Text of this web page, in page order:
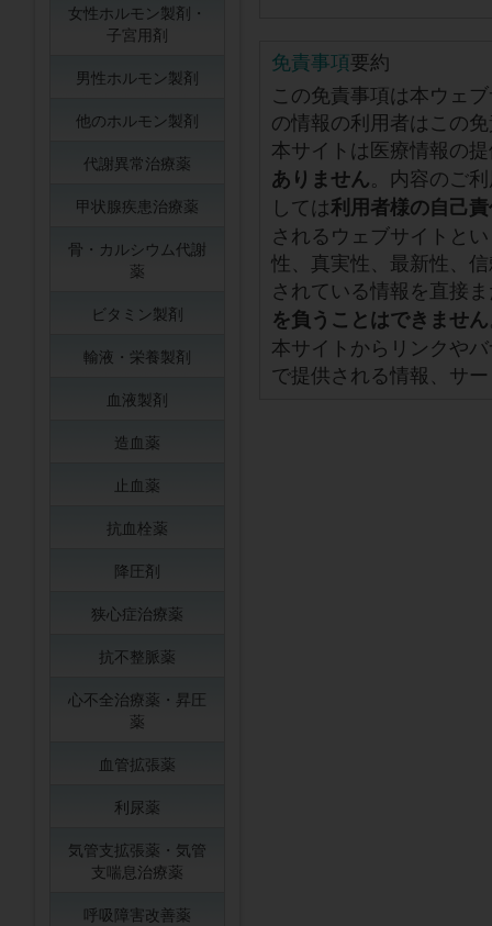
免責事項要約
この免責事項は本ウェ
の情報の利用者はこの
本サイトは医療情報の
ありません。内容のご
しては利用者様の自己
されるウェブサイトと
性、真実性、最新性、
されている情報を直接
を負うことはできません
本サイトからリンクや
で提供される情報、サ
女性ホルモン製剤・
子宮用剤
男性ホルモン製剤
他のホルモン製剤
代謝異常治療薬
甲状腺疾患治療薬
骨・カルシウム代謝
薬
ビタミン製剤
輸液・栄養製剤
血液製剤
造血薬
止血薬
抗血栓薬
降圧剤
狭心症治療薬
抗不整脈薬
心不全治療薬・昇圧
薬
血管拡張薬
利尿薬
気管支拡張薬・気管
支喘息治療薬
呼吸障害改善薬